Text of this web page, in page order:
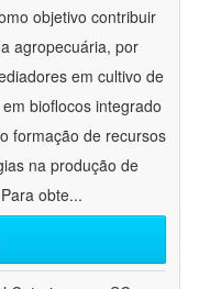
objetivo contribuir
agropecuária, por
em cultivo de
bioflocos integrado
formação de recursos
na produção de
obte...